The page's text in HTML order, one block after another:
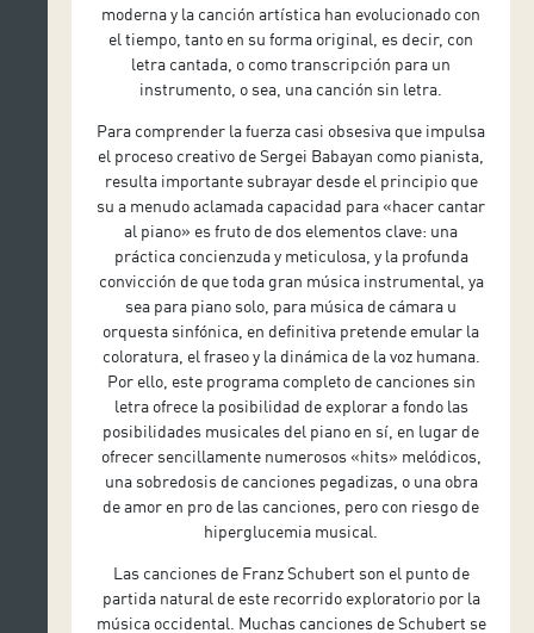
moderna y la canción artística han evolucionado con
el tiempo, tanto en su forma original, es decir, con
letra cantada, o como transcripción para un
instrumento, o sea, una canción sin letra.
Para comprender la fuerza casi obsesiva que impulsa
el proceso creativo de Sergei Babayan como pianista,
resulta importante subrayar desde el principio que
su a menudo aclamada capacidad para «hacer cantar
al piano» es fruto de dos elementos clave: una
práctica concienzuda y meticulosa, y la profunda
convicción de que toda gran música instrumental, ya
sea para piano solo, para música de cámara u
orquesta sinfónica, en definitiva pretende emular la
coloratura, el fraseo y la dinámica de la voz humana.
Por ello, este programa completo de canciones sin
letra ofrece la posibilidad de explorar a fondo las
posibilidades musicales del piano en sí, en lugar de
ofrecer sencillamente numerosos «hits» melódicos,
una sobredosis de canciones pegadizas, o una obra
de amor en pro de las canciones, pero con riesgo de
hiperglucemia musical.
Las canciones de Franz Schubert son el punto de
partida natural de este recorrido exploratorio por la
música occidental. Muchas canciones de Schubert se